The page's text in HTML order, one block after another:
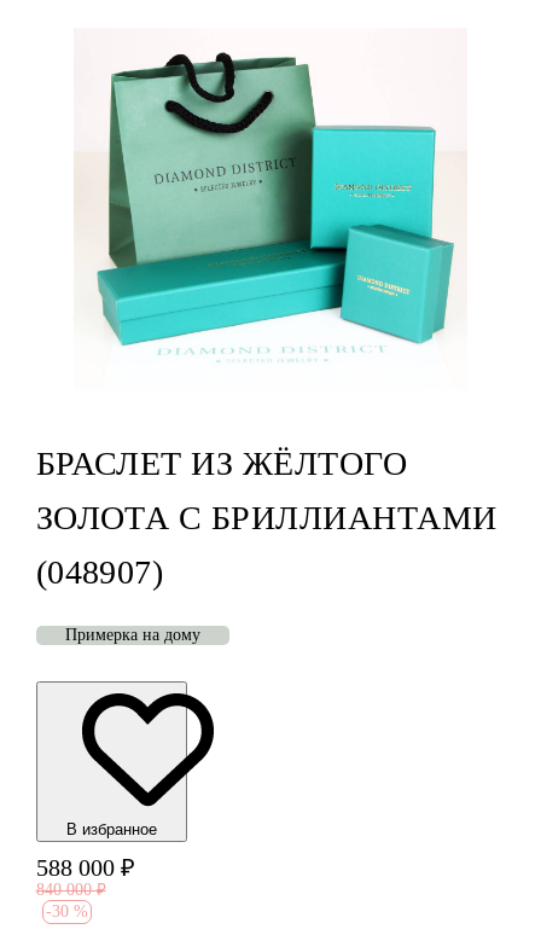
БРАСЛЕТ ИЗ ЖЁЛТОГО
ЗОЛОТА С БРИЛЛИАНТАМИ
(048907)
Примерка на дому
В избранноe
588 000 ₽
840 000 ₽
-30 %